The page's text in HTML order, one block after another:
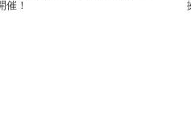
催！